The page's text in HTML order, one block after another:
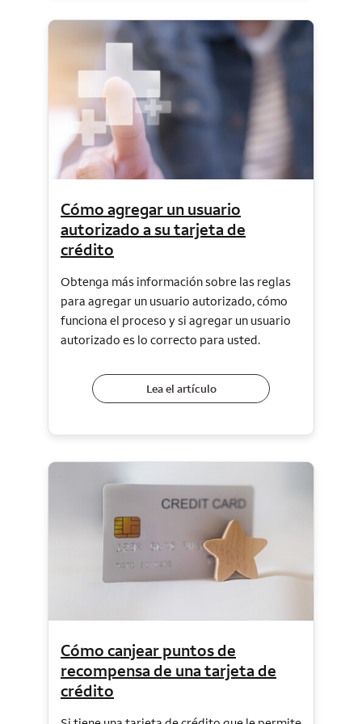
Cómo agregar un usuario
autorizado a su tarjeta de
crédito
Obtenga más información sobre las reglas
para agregar un usuario autorizado, cómo
funciona el proceso y si agregar un usuario
autorizado es lo correcto para usted.
Lea el artículo
Cómo canjear puntos de
recompensa de una tarjeta de
crédito